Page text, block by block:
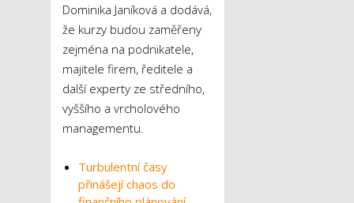
Dominika Janíková a dodává,
že kurzy budou zaměřeny
zejména na podnikatele,
majitele firem, ředitele a
další experty ze středního,
vyššího a vrcholového
managementu.
Turbulentní časy
přinášejí chaos do